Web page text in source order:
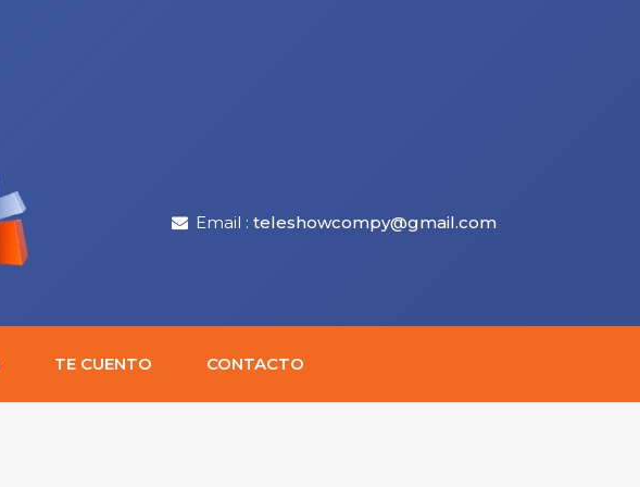
Email : teleshowcompy@gmail.com
TE CUENTO CONTACTO